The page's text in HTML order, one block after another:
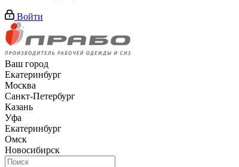
Войти
Ваш город
Екатеринбург
Москва
Санкт-Петербург
Казань
Уфа
Екатеринбург
Омск
Новосибирск